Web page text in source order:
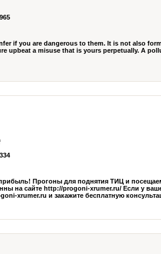
if you are dangerous to them. It is not also
upbeat a misuse that is yours perpetually. A
Прогоны для поднятия ТИЦ и
на сайте http://progoni-xrumer.ru/ Если у
xrumer.ru и закажите бесплатную